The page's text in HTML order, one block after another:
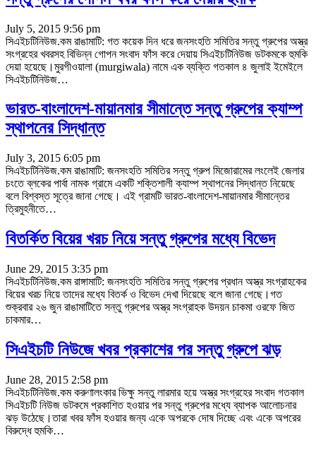
July 5, 2015 9:56 pm
সিএইচটিনিউজ.কম রাঙামাটি: গত কয়েক দিন ধরে জনসংহতি সমিতির সন্তু গ্রুপের অস্ত্র
সংগ্রহের খবরসহ বিভিন্ন গোপন সংবাদ ফাঁস করে দেয়ায় সিএইচটিনিউজ ডটকমকে হুমকি
দেয়া হয়েছে।মুরগীওয়ালা (murgiwala) নামে এক ব্যক্তি গতকাল ৪ জুলাই ইমেইলে
সিএইচটিনিউজ…
ভারত-বাংলাদেশ-মায়ানমার সীমান্তে সন্তু গ্রুপের ক্যাম্প
স্থাপনের সিদ্ধান্ত
July 3, 2015 6:05 pm
সিএইচটিনিউজ.কম রাঙামাটি: জনসংহতি সমিতির সন্তু গ্রুপ মিজোরামের লংলেই জেলার
চংতে ব্লকের পার্বা নামক গ্রামে একটি শক্তিশালী ক্যাম্প স্থাপনের সিদ্ধান্ত নিয়েছে
বলে বিশ্বস্ত সূত্রে জানা গেছে। এই গ্রামটি ভারত-বাংলাদেশ-মায়ানমার সীমান্তের
ত্রিমুহনীতে…
বিতর্কিত বিয়ের খরচ নিয়ে সন্তু গ্রুপের মধ্যে বিভেদ
June 29, 2015 3:35 pm
সিএইচটিনিউজ.কম রাঙ্গামাটি: জনসংহতি সমিতির সন্তু গ্রুপের প্রধান অস্ত্র সংগ্রাহকের
বিয়ের খরচ নিয়ে তাদের মধ্যে বিতর্ক ও বিভেদ দেখা দিয়েছে বলে জানা গেছে।গত
শুক্রবার ২৬ জুন রাঙামাটিতে সন্তু গ্রুপের অস্ত্র সংগ্রাহক উদয়ন চাকমা ওরফে জিত
চাকমার…
সিএইচটি নিউজে খবর প্রকাশের পর সন্তু গ্রুপে ঝড়
June 28, 2015 2:58 pm
সিএইচটিনিউজ.কম করুণালংকার ভিক্ষু সন্তু লারমার হয়ে অস্ত্র সংগ্রহের সংবাদ গতকাল
সিএইচটি নিউজ ডটকমে প্রকাশিত হওয়ার পর সন্তু গ্রুপের মধ্যে ব্যাপক আলোচনার
ঝড় উঠেছে।তারা খবর ফাঁস হওয়ার জন্য একে অপরকে দোষ দিচ্ছে এবং একে অপরের
বিরুদ্ধে হুমকি…